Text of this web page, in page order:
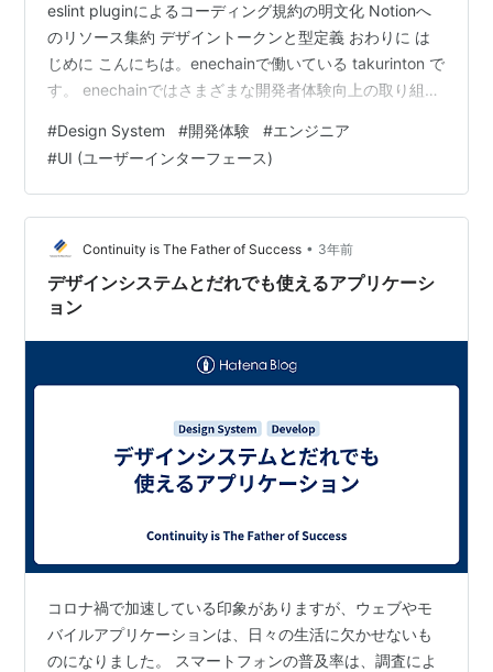
eslint pluginによるコーディング規約の明文化 Notionへ
のリソース集約 デザイントークンと型定義 おわりに は
じめに こんにちは。enechainで働いている takurinton で
す。 enechainではさまざまな開発者体験向上の取り組み
インシステムにフォーカスして記事を書こうと思いま
す。 弊社のデザインシステムに関しては、
@Shunya078 の なぜ我々はデザインシステムを創るの
か？ を読んでいただくと背景がご理解いただけると思い
ます。 今回書く開発者体験について …
#Design System #開発体験 #エンジニア
#UI (ユーザーインターフェース)
Continuity is The Father of Success • 3年前
デザインシステムとだれでも使えるアプリケーシ
ョン
コロナ禍で加速している印象がありますが、ウェブやモ
バイルアプリケーションは、日々の生活に欠かせないも
のになりました。 スマートフォンの普及率は、調査によ